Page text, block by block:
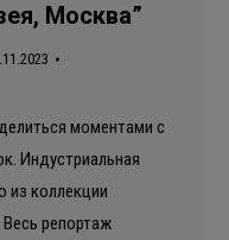
Москва”
моментами с
Индустриальная
из коллекции
репортаж